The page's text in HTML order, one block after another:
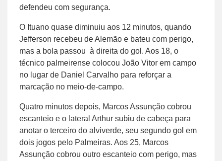
defendeu com segurança.
O Ituano quase diminuiu aos 12 minutos, quando
Jefferson recebeu de Alemão e bateu com perigo,
mas a bola passou à direita do gol. Aos 18, o
técnico palmeirense colocou João Vitor em campo
no lugar de Daniel Carvalho para reforçar a
marcação no meio-de-campo.
Quatro minutos depois, Marcos Assunção cobrou
escanteio e o lateral Arthur subiu de cabeça para
anotar o terceiro do alviverde, seu segundo gol em
dois jogos pelo Palmeiras. Aos 25, Marcos
Assunção cobrou outro escanteio com perigo, mas